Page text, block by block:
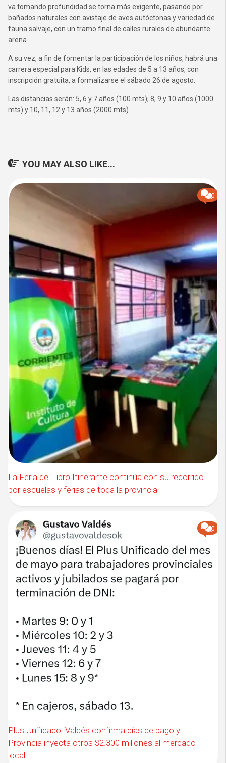
va tomando profundidad se torna más exigente, pasando por
bañados naturales con avistaje de aves autóctonas y variedad de
fauna salvaje, con un tramo final de calles rurales de abundante
arena
A su vez, a fin de fomentar la participación de los niños, habrá una
carrera especial para Kids, en las edades de 5 a 13 años, con
inscripción gratuita, a formalizarse el sábado 26 de agosto.
Las distancias serán: 5, 6 y 7 años (100 mts); 8, 9 y 10 años (1000
mts) y 10, 11, 12 y 13 años (2000 mts).
YOU MAY ALSO LIKE...
0
La Feria del Libro Itinerante continúa con su recorrido
por escuelas y ferias de toda la provincia
0
Plus Unificado: Valdés confirma días de pago y
Provincia inyecta otros $2.300 millones al mercado
local